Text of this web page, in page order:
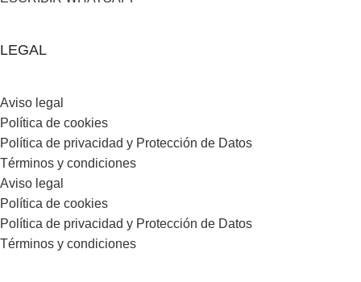
LEGAL
Aviso legal
Política de cookies
Política de privacidad y Protección de Datos
Términos y condiciones
Aviso legal
Política de cookies
Política de privacidad y Protección de Datos
Términos y condiciones